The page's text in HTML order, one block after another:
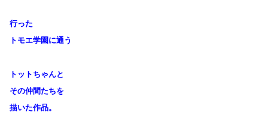
行った
トモエ学園に通う
トットちゃんと
その仲間たちを
描いた作品。